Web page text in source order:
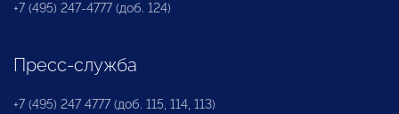
+7 (495) 247-4777 (доб. 124)
Пресс-служба
+7 (495) 247 4777 (доб. 115, 114, 113)